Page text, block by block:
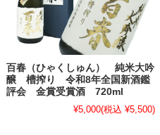
百春（ひゃくしゅん） 純米大吟
醸 槽搾り 令和8年全国新酒鑑
評会 金賞受賞酒 720ml
¥5,000(税込 ¥5,500)